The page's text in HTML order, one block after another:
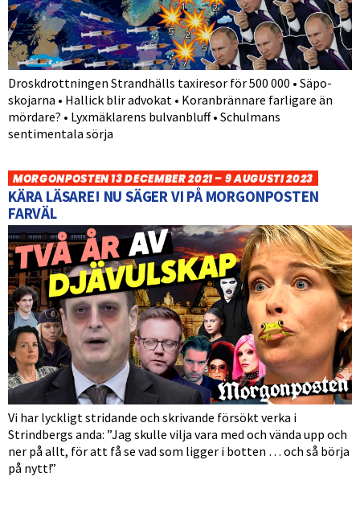
Droskdrottningen Strandhälls taxiresor för 500 000 • Säpo-
skojarna • Hallick blir advokat • Koranbrännare farligare än
mördare? • Lyxmäklarens bulvanbluff • Schulmans
sentimentala sörja
MORGONPOSTEN 13 DECEMBER 2021 – 9 AUGUSTI 2023
KÄRA LÄSARE! NU SÄGER VI PÅ MORGONPOSTEN
FARVÄL
Vi har lyckligt stridande och skrivande försökt verka i
Strindbergs anda: ”Jag skulle vilja vara med och vända upp och
ner på allt, för att få se vad som ligger i botten … och så börja
på nytt!”